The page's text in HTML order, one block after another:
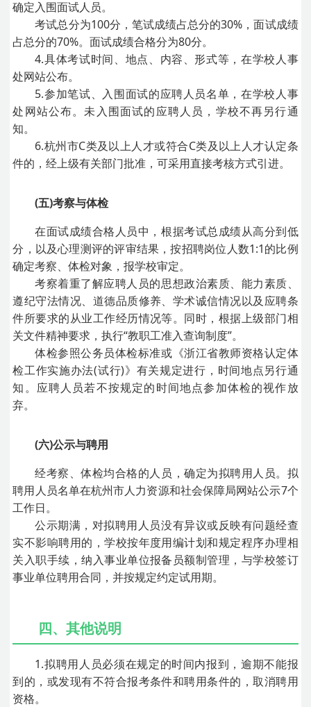
确定入围面试人员。
考试总分为100分，笔试成绩占总分的30%，面试成绩
占总分的70%。面试成绩合格分为80分。
4.具体考试时间、地点、内容、形式等，在学校人事
处网站公布。
5.参加笔试、入围面试的应聘人员名单，在学校人事
处网站公布。未入围面试的应聘人员，学校不再另行通
知。
6.杭州市C类及以上人才或符合C类及以上人才认定条
件的，经上级有关部门批准，可采用直接考核方式引进。
(五)考察与体检
在面试成绩合格人员中，根据考试总成绩从高分到低
分，以及心理测评的评审结果，按招聘岗位人数1:1的比例
确定考察、体检对象，报学校审定。
考察着重了解应聘人员的思想政治素质、能力素质、
遵纪守法情况、道德品质修养、学术诚信情况以及应聘条
件所要求的从业工作经历情况等。同时，根据上级部门相
关文件精神要求，执行“教职工准入查询制度”。
体检参照公务员体检标准或《浙江省教师资格认定体
检工作实施办法(试行)》有关规定进行，时间地点另行通
知。应聘人员若不按规定的时间地点参加体检的视作放
弃。
(六)公示与聘用
经考察、体检均合格的人员，确定为拟聘用人员。拟
聘用人员名单在杭州市人力资源和社会保障局网站公示7个
工作日。
公示期满，对拟聘用人员没有异议或反映有问题经查
实不影响聘用的，学校按年度用编计划和规定程序办理相
关入职手续，纳入事业单位报备员额制管理，与学校签订
事业单位聘用合同，并按规定约定试用期。
四、其他说明
1.拟聘用人员必须在规定的时间内报到，逾期不能报
到的，或发现有不符合报考条件和聘用条件的，取消聘用
资格。